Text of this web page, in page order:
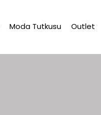
Moda Tutkusu Outlet